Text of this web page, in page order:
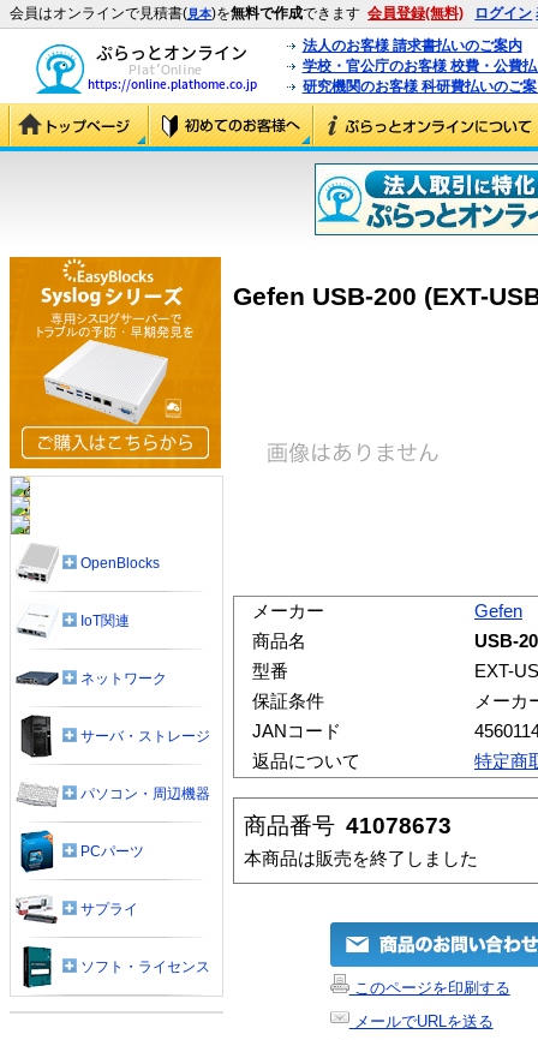
会員はオンラインで見積書(見本)を無料で作成できます 会員登録(無料) ログイン
法人のお客様 請求書払いのご案内
学校・官公庁のお客様 校費・公費
研究機関のお客様 科研費払いのご
Gefen USB-200 (EXT-
メーカー
Gefen
商品名
USB-
型番
EXT-
保証条件
メーカ
JANコード
返品について
特定商
商品番号 41078673
本商品は販売を終了しました
このページを印刷する
メールでURLを送る
OpenBlocks
IoT関連
ネットワーク
サーバ・ストレージ
パソコン・周辺機器
PCパーツ
サプライ
ソフト・ライセンス